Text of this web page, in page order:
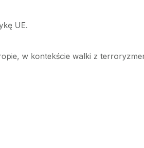
UE.
w kontekście walki z